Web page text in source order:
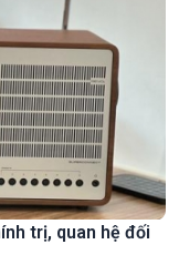
trị, quan hệ đối